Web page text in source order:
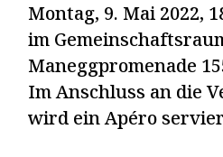
Montag, 9. Mai 2022,
im
Maneggpromenade
Im Anschluss an die
wird ein Apéro